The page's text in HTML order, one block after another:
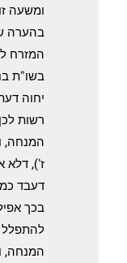
ומשעה
בהערה
המזרח
בשו"ת
יחוה
רשות
המנחה,
ז'), דלא
דעבד
בכך
להתפלל
המנחה,